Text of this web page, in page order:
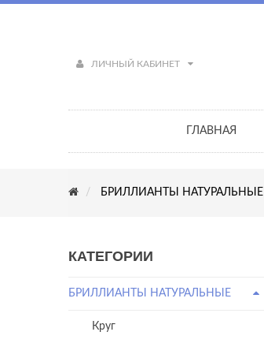
ЛИЧНЫЙ КАБИНЕТ
ГЛАВНАЯ
БРИЛЛИАНТЫ НАТУРАЛЬНЫЕ
КАТЕГОРИИ
БРИЛЛИАНТЫ НАТУРАЛЬНЫЕ
Круг